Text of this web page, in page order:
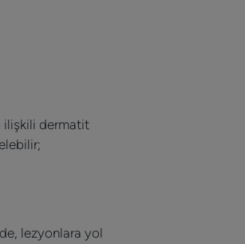
ilişkili dermatit
lezyonlara yol